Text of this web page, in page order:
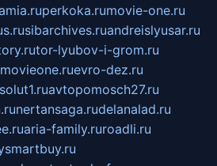
perkoka.rumovie-one.ru
sibarchives.ruandreislyusar.ru
tor-lyubov-i-grom.ru
movieone.ruevro-dez.ru
avtopomosch27.ru
nertansaga.rudelanalad.ru
aria-family.ruroadli.ru